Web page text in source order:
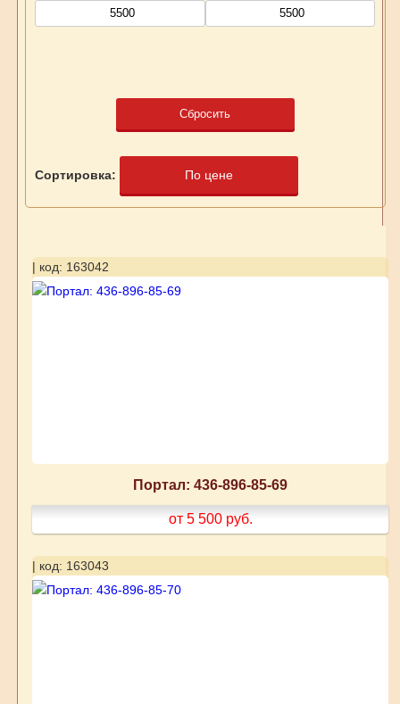
Сбросить
Сортировка: По цене
| код: 163042
Портал: 436-896-85-69
от 5 500 руб.
| код: 163043